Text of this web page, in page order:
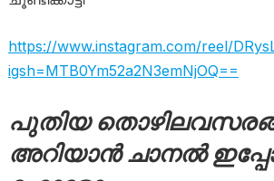
https://www.instagram.com/reel/
igsh=MTB0Ym52a2N3emNjOQ==
പുതിയ
അറിയാൻ ചാനൽ